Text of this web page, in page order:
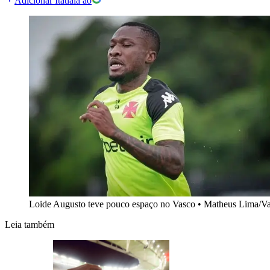
Loide Augusto teve pouco espaço no Vasco • Matheus Lima/
Leia também